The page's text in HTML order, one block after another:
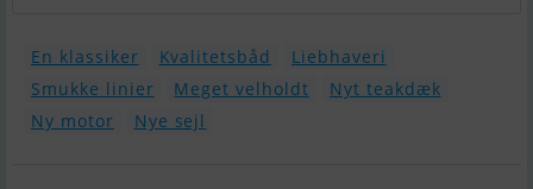
En klassiker Kvalitetsbåd
Liebhaveri
Smukke linier
Meget velholdt
Nyt teakdæk
Ny motor
Nye sejl